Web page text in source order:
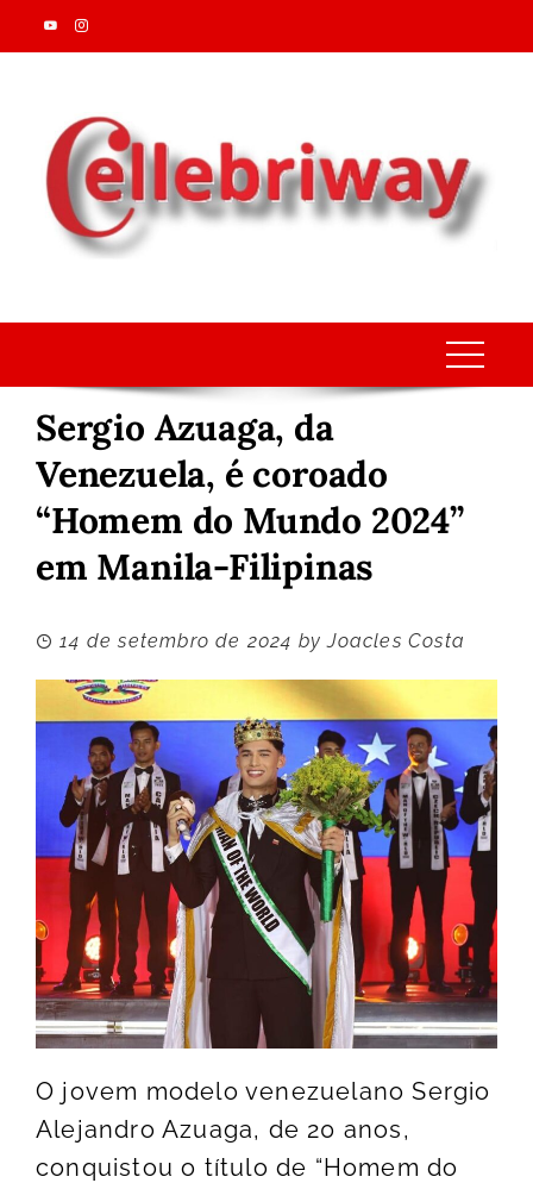
Skip
to
Sergio Azuaga, da
Venezuela, é coroado
“Homem do Mundo 2024”
em Manila-Filipinas
14 de setembro de 2024 byJoacles Costa
O jovem modelo venezuelano Sergio
Alejandro Azuaga, de 20 anos,
conquistou o título de “Homem do